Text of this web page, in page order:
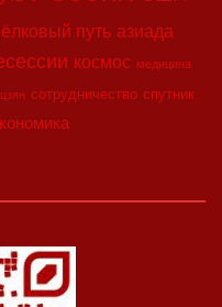
путь азиада
космос медицина
сотрудничество спутник